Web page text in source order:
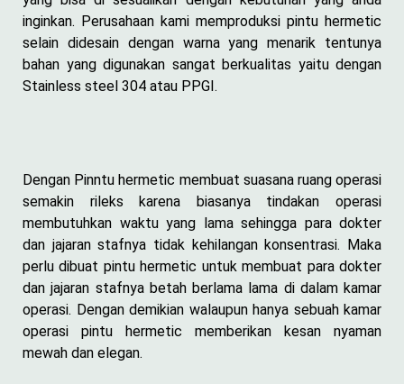
inginkan. Perusahaan kami memproduksi pintu hermetic
selain didesain dengan warna yang menarik tentunya
bahan yang digunakan sangat berkualitas yaitu dengan
Stainless steel 304 atau PPGI.
Dengan Pinntu hermetic membuat suasana ruang operasi
semakin rileks karena biasanya tindakan operasi
membutuhkan waktu yang lama sehingga para dokter
dan jajaran stafnya tidak kehilangan konsentrasi. Maka
perlu dibuat pintu hermetic untuk membuat para dokter
dan jajaran stafnya betah berlama lama di dalam kamar
operasi. Dengan demikian walaupun hanya sebuah kamar
operasi pintu hermetic memberikan kesan nyaman
mewah dan elegan.